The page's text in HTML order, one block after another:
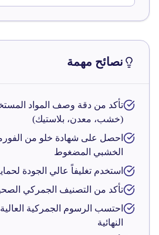
نصائح مهمة
تأكد من دقة وصف المواد
(خشب، معدن، بلاستيك)
احصل على شهادة خلو من
الخشبي المضغوط
استخدم تغليفاً عالي الجودة
تأكد من التصنيف الجمركي
احتسب الرسوم الجمركية
النهائية